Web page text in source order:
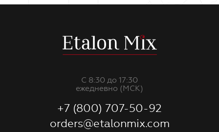
С 8:30 до 17:30
ежедневно (МСК)
+7 (800) 707-50-92
orders@etalonmix.com